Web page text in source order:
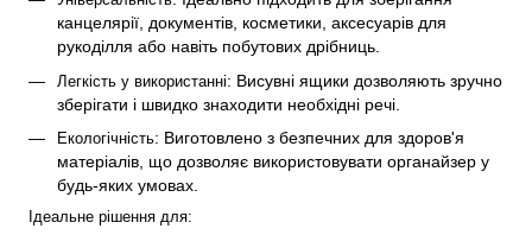
канцелярії, документів, косметики, аксесуарів для
рукоділля або навіть побутових дрібниць.
Легкість у використанні: Висувні ящики дозволяють зручно
зберігати і швидко знаходити необхідні речі.
Екологічність: Виготовлено з безпечних для здоров'я
матеріалів, що дозволяє використовувати органайзер у
будь-яких умовах.
Ідеальне рішення для: